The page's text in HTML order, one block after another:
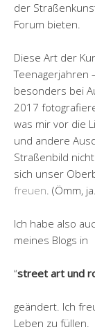
der
Forum bieten.
Diese Art der
Teenagerjahren
besonders bei
2017
was mir vor die
und andere
Straßenbild
sich unser
freuen. (Ömm,
Ich habe also
meines Blogs in
“street art und
geändert. Ich
Leben zu füllen.